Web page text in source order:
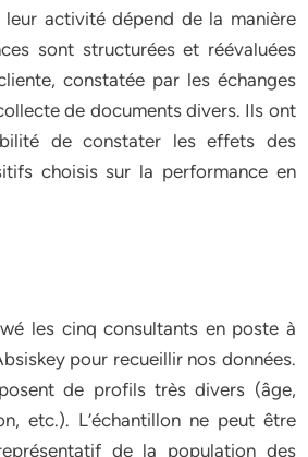
activité dépend de la manière
sont structurées et réévaluées
constatée par les échanges
de documents divers. Ils ont
de constater les effets des
choisis sur la performance en
les cinq consultants en poste à
pour recueillir nos données.
de profils très divers (âge,
etc.). L’échantillon ne peut être
de la population des